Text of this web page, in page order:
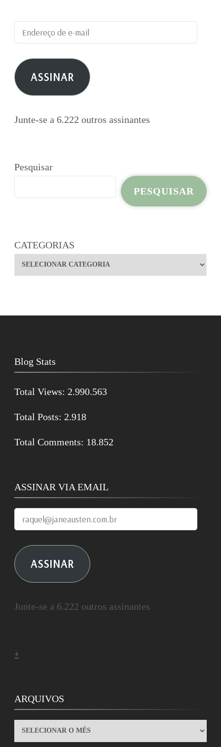
Endereço
de
e-
mail ASSINAR
Junte-se a 6.222 outros assinantes
Pesquisar
PESQUISAR
CATEGORIAS
Blog Stats
Total Views: 2.990.563
Total Posts: 2.918
Total Comments: 18.852
ASSINAR VIA EMAIL
raquel@janeausten.com.br
ASSINAR
Junte-se a 6.222 outros assinantes
+
ARQUIVOS
ARQUIVOS